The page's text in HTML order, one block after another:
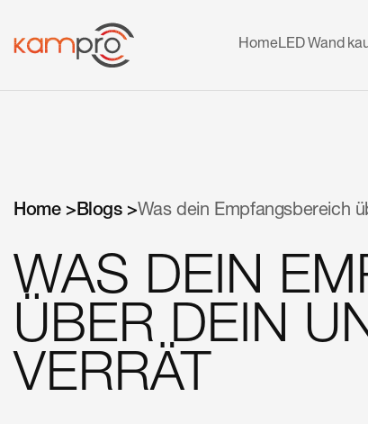
HomeLED Wand
Home >Blogs >Was dein Empfangsbereich
WAS DEIN
ÜBER DEIN
VERRÄT